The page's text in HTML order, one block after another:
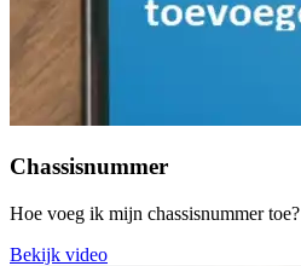
Chassisnummer
Hoe voeg ik mijn chassisnummer toe?
Bekijk video